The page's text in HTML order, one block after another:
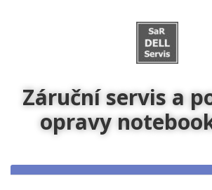
Záruční servis a
opravy